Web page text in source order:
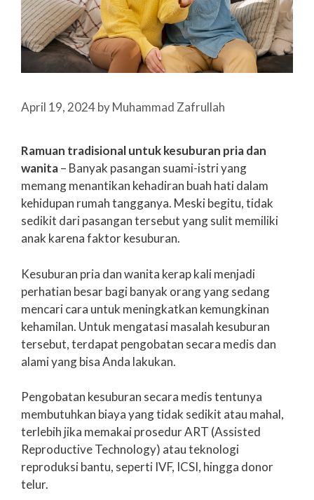
April 19, 2024byMuhammad Zafrullah
Ramuan tradisional untuk kesuburan pria dan
wanita– Banyak pasangan suami-istri yang
memang menantikan kehadiran buah hati dalam
kehidupan rumah tangganya. Meski begitu, tidak
sedikit dari pasangan tersebut yang sulit memiliki
anak karena faktor kesuburan.
Kesuburan pria dan wanita kerap kali menjadi
perhatian besar bagi banyak orang yang sedang
mencari cara untuk meningkatkan kemungkinan
kehamilan. Untuk mengatasi masalah kesuburan
tersebut, terdapat pengobatan secara medis dan
alami yang bisa Anda lakukan.
Pengobatan kesuburan secara medis tentunya
membutuhkan biaya yang tidak sedikit atau mahal,
terlebih jika memakai prosedur ART (Assisted
Reproductive Technology) atau teknologi
reproduksi bantu, seperti IVF, ICSI, hingga donor
telur.